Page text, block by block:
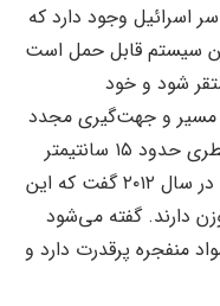
در سراسر اسرائیل وجود دارد که
است. این سیستم قابل حمل است
شود و خود
مسیر و جهت‌گیری مجدد
بالایی دارند. آن‌ها ۳ متر طول دارند؛ قطری حدود ۱۵ سانتیمتر
دارند. گروه تحلیل امنیتی IHS Jane’s در سال ۲۰۱۲ گفت که این
۹۰ کیلوگرم وزن دارند. گفته می‌شود
۱۱ کیلوگرم مواد منفجره پرقدرت دارد و